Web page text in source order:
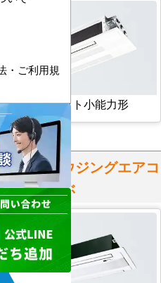
天井カセット小能力形
からハウジングエアコ
ンを選ぶ
・ご利用規